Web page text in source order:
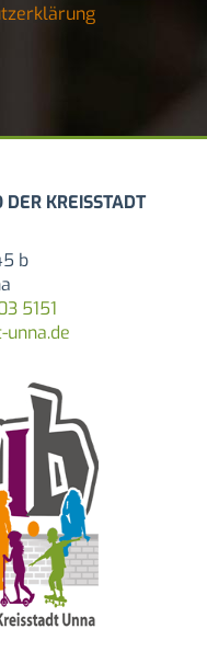
KREISSTADT
b
5151
unna.de